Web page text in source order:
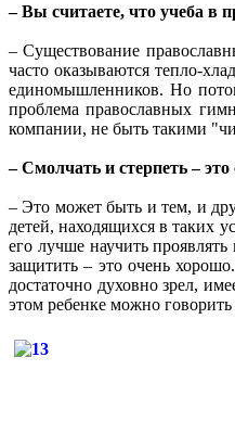
– Вы считаете, что учеба в
– Существование
часто оказываются тепло-
единомышленников. Но
проблема православных
компании, не быть такими
– Смолчать и стерпеть – это
– Это может быть и тем, и
детей, находящихся в таких
его лучше научить
защитить – это очень
достаточно духовно зрел,
этом ребенке можно